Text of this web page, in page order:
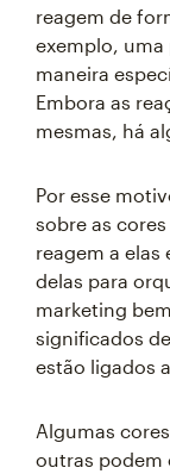
reagem de
exemplo, uma
maneira
Embora as
mesmas, há
Por esse
sobre as
reagem a elas
delas para
marketing
significados
estão ligados
Algumas
outras podem